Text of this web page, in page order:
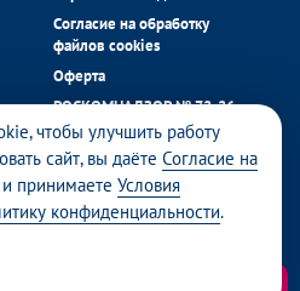
чтобы улучшить работу
сайт, вы даёте Согласие на
и принимаете Условия
конфиденциальности.
Согласие на обработку
файлов cookies
Оферта
РОСКОМНАДЗОР № 72-26-
058056 в реестре операторов
персональных данных.
450132109945 | ОГРНИП: